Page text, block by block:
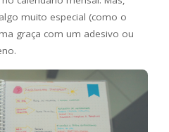
muito especial (como o
graça com um adesivo ou